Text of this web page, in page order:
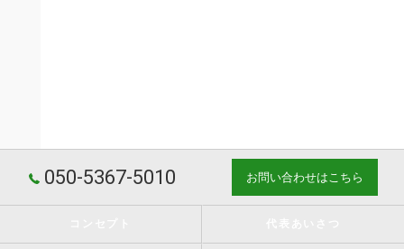
050-5367-5010 お問い合わせはこちら